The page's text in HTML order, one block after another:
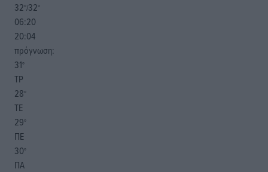
32°/32°
06:20
20:04
πρόγνωση:
31°
ΤΡ
28°
ΤΕ
29°
ΠΕ
30°
ΠΑ